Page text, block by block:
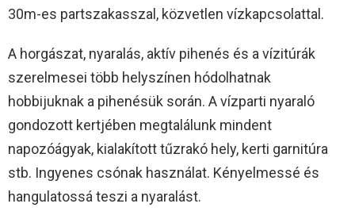
30m-es partszakasszal, közvetlen vízkapcsolattal.
A horgászat, nyaralás, aktív pihenés és a vízitúrák
szerelmesei több helyszínen hódolhatnak
hobbijuknak a pihenésük során. A vízparti nyaraló
gondozott kertjében megtalálunk mindent
napozóágyak, kialakított tűzrakó hely, kerti garnitúra
stb. Ingyenes csónak használat. Kényelmessé és
hangulatossá teszi a nyaralást.